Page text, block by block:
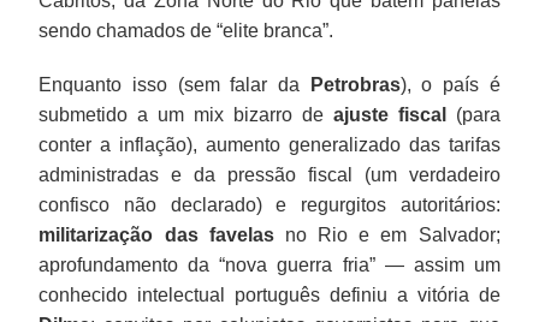
sendo chamados de “elite branca”.
Enquanto isso (sem falar da Petrobras), o país é
submetido a um mix bizarro de ajuste fiscal
(para
conter a inflação), aumento generalizado das tarifas
administradas e da pressão fiscal (um verdadeiro
confisco não declarado) e regurgitos autoritários:
militarização das favelasno Rio e em Salvador;
aprofundamento da “nova guerra fria” — assim um
conhecido intelectual português definiu a vitória de